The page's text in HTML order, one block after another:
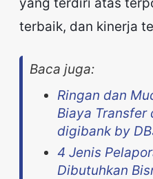
yang terdiri atas
terbaik, dan kinerja
Baca juga:
Ringan dan
Biaya Transfer
digibank by
4 Jenis
Dibutuhkan